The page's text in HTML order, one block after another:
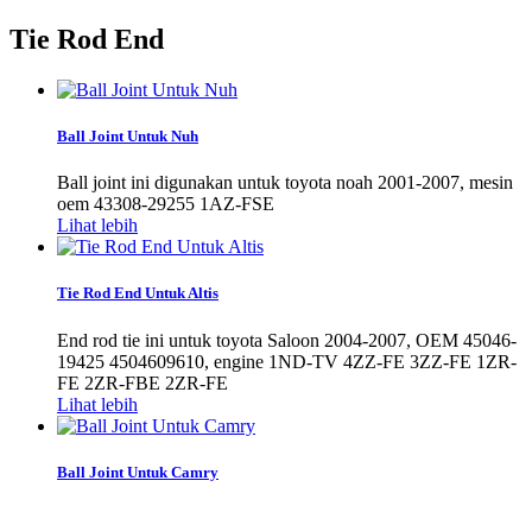
Tie Rod End
Ball Joint Untuk Nuh
Ball joint ini digunakan untuk toyota noah 2001-2007, mesin
oem 43308-29255 1AZ-FSE
Lihat lebih
Tie Rod End Untuk Altis
End rod tie ini untuk toyota Saloon 2004-2007, OEM 45046-
19425 4504609610, engine 1ND-TV 4ZZ-FE 3ZZ-FE 1ZR-
FE 2ZR-FBE 2ZR-FE
Lihat lebih
Ball Joint Untuk Camry